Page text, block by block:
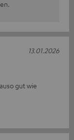
gut wie
13.01.2026